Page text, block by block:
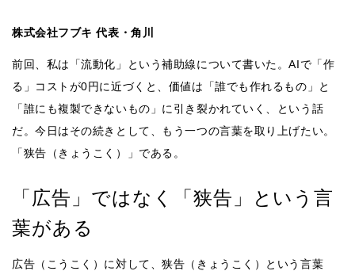
株式会社フブキ 代表・角川
前回、私は「流動化」という補助線について書いた。AIで「作
る」コストが0円に近づくと、価値は「誰でも作れるもの」と
「誰にも複製できないもの」に引き裂かれていく、という話
だ。今日はその続きとして、もう一つの言葉を取り上げたい。
「狭告（きょうこく）」である。
「広告」ではなく「狭告」という言
葉がある
広告（こうこく）に対して、狭告（きょうこく）という言葉